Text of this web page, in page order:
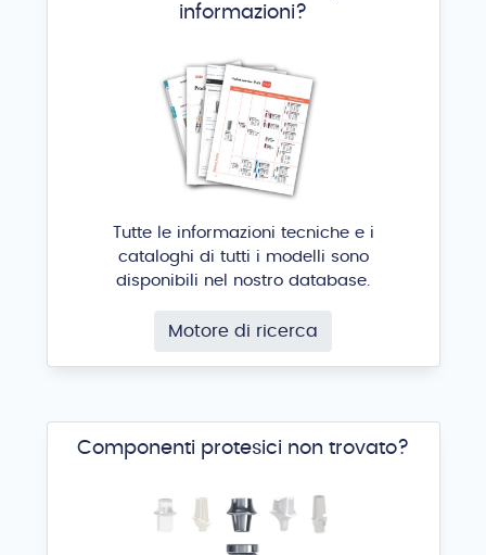
informazioni?
Tutte le informazioni tecniche e i
cataloghi di tutti i modelli sono
disponibili nel nostro database.
Motore di ricerca
Componenti protesici non trovato?